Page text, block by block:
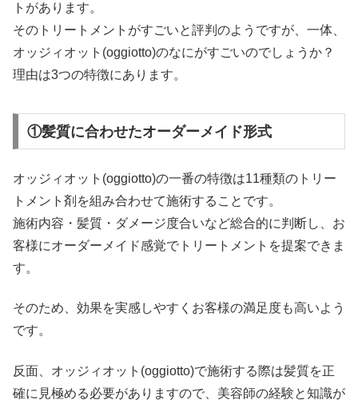
トがあります。
そのトリートメントがすごいと評判のようですが、一体、
オッジィオット(oggiotto)のなにがすごいのでしょうか？
理由は3つの特徴にあります。
①髪質に合わせたオーダーメイド形式
オッジィオット(oggiotto)の一番の特徴は11種類のトリー
トメント剤を組み合わせて施術することです。
施術内容・髪質・ダメージ度合いなど総合的に判断し、お
客様にオーダーメイド感覚でトリートメントを提案できま
す。
そのため、効果を実感しやすくお客様の満足度も高いよう
です。
反面、オッジィオット(oggiotto)で施術する際は髪質を正
確に見極める必要がありますので、美容師の経験と知識が